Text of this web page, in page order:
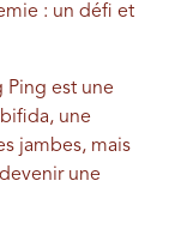
: un défi et
Ping est une
une
jambes, mais
une